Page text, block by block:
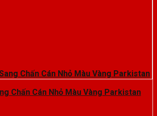
Chấn Cán Nhỏ Màu Vàng Parkistan